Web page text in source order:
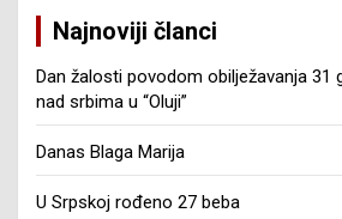
Najnoviji članci
Dan žalosti povodom obilježavanja 31
nad srbima u “Oluji”
Danas Blaga Marija
U Srpskoj rođeno 27 beba